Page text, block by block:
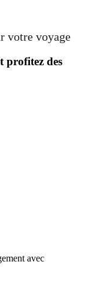
votre voyage
profitez des
avec